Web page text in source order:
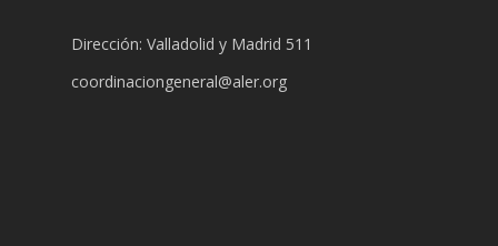
Dirección: Valladolid y Madrid 511
coordinaciongeneral@aler.org